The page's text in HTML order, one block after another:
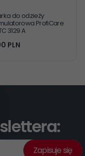
do odzieży
ProfiCare
3129 A
PLN
Zapisuje się